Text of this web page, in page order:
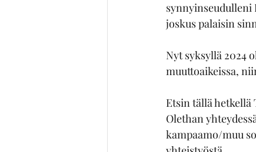
synnyinseudulleni
joskus palaisin
Nyt syksyllä 2024
muuttoaikeissa,
Etsin tällä hetkellä
Olethan
kampaamo/muu